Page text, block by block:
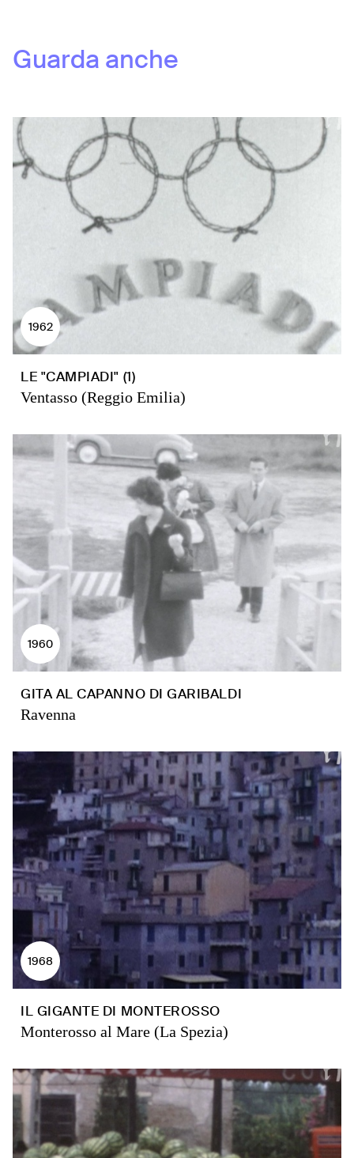
Guarda anche
1962
LE "CAMPIADI" (1)
Ventasso (Reggio Emilia)
1960
GITA AL CAPANNO DI GARIBALDI
Ravenna
1968
IL GIGANTE DI MONTEROSSO
Monterosso al Mare (La Spezia)